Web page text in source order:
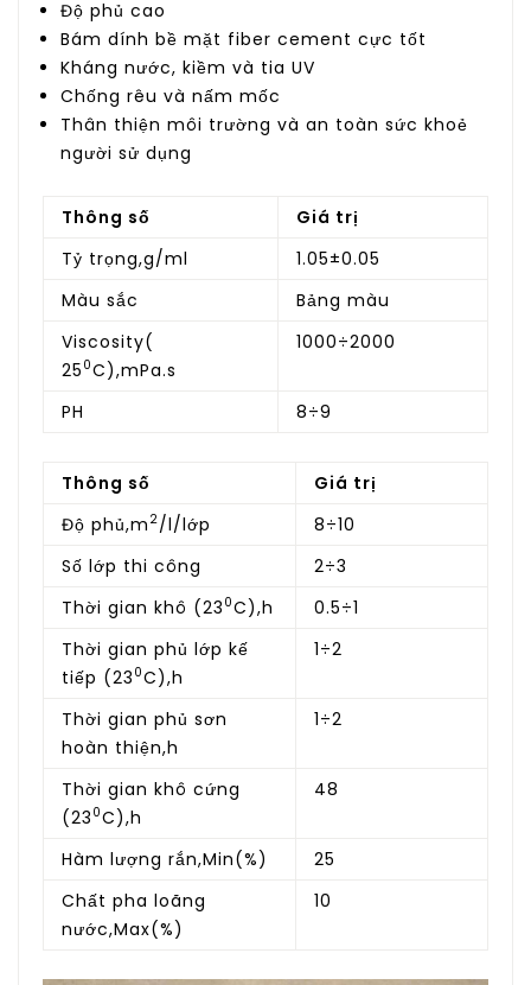
Độ phủ cao
Bám dính bề mặt fiber cement cực tốt
Kháng nước, kiềm và tia UV
Chống rêu và nấm mốc
Thân thiện môi trường và an toàn sức khoẻ
người sử dụng
Thông số
Giá trị
Tỷ trọng,g/ml
1.05±0.05
Màu sắc
Bảng màu
Viscosity(
25 0C),mPa.s
1000÷2000
PH 8÷9
Thông số
Giá trị
Độ phủ,m 2/l/lớp
8÷10
Số lớp thi công
2÷3
Thời gian khô (23 0C),h
0.5÷1
Thời gian phủ lớp kế
tiếp (23 0C),h
1÷2
Thời gian phủ sơn
hoàn thiện,h
1÷2
Thời gian khô cứng
(23 0C),h
48
Hàm lượng rắn,Min(%)
25
Chất pha loãng
nước,Max(%)
10